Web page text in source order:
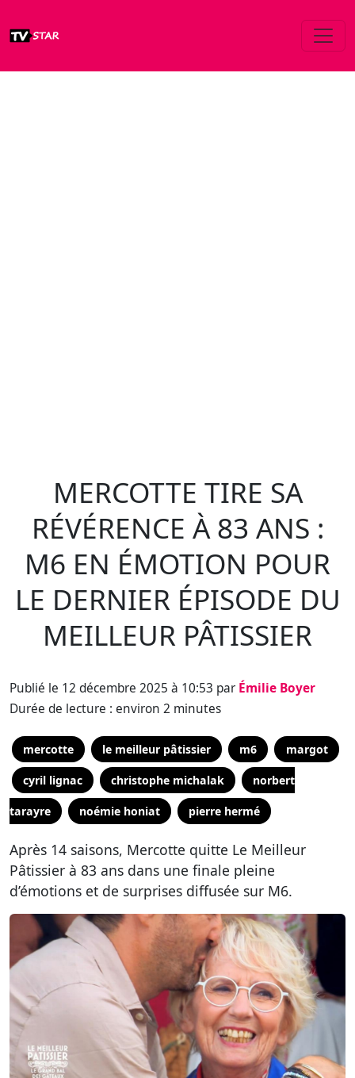
MERCOTTE TIRE SA
RÉVÉRENCE À 83 ANS :
M6 EN ÉMOTION POUR
LE DERNIER ÉPISODE DU
MEILLEUR PÂTISSIER
Publié le 12 décembre 2025 à 10:53 par Émilie Boyer
Durée de lecture : environ 2 minutes
mercotte le meilleur pâtissier m6 margot
cyril lignac christophe michalak norbert
tarayre noémie honiat pierre hermé
Après 14 saisons, Mercotte quitte Le Meilleur
Pâtissier à 83 ans dans une finale pleine
d’émotions et de surprises diffusée sur M6.